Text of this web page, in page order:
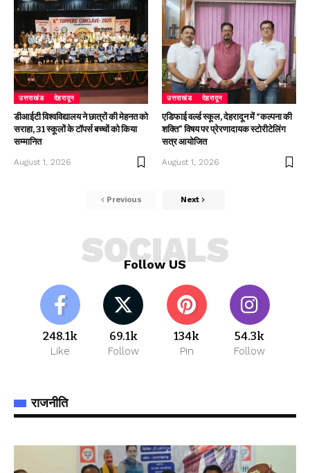
उत्तराखंड देहरादून
डीआईटी विश्वविद्यालय ने छात्रों की मेहनत को
सराहा, 31 स्कूलों के टॉपर्स बच्चों को किया
सम्मानित
August 1, 2026
उत्तराखंड देहरादून
एडिफाई वर्ल्ड स्कूल, देहरादून में “कल्पना की
शक्ति” विषय पर प्रेरणादायक स्टोरीटेलिंग
सत्र आयोजित
August 1, 2026
Previous Next
Follow US
SOCIALS
248.1k
Like
69.1k
Follow
134k
Pin
54.3k
Follow
राजनीति